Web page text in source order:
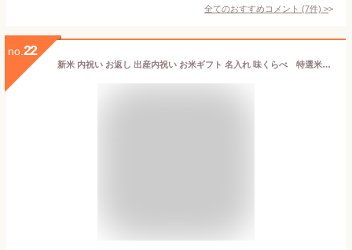
全てのおすすめコメント (7件) >
no. 22
新米 内祝い お返し 出産内祝い お米ギフト 名入れ 味くらべ 特選米三種 2合x3 贈り物 送料無料 お中元 詰め合わせ お歳暮 ギフト 入学内祝い 七五三 母の日 父の日 敬老の日 プレゼント 孫から 米 出産 法人 贈答 卒業 食べ比べ おしゃれ 新潟コシヒカリ 他